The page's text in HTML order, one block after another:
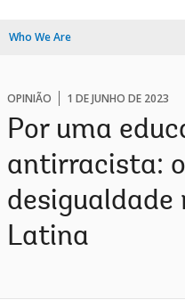
Who We Are
OPINIÃO 1 DE JUNHO DE 2023
Por uma
antirracista:
desigualdade
Latina